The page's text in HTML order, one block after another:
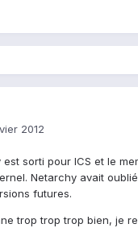
2012
sorti pour ICS et le
Netarchy avait
futures.
trop trop trop bien, je